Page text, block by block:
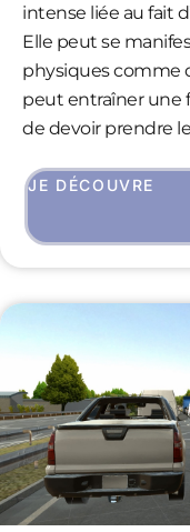
intense liée au fait
Elle peut se
physiques comme
peut entraîner une
de devoir prendre
quotidien des
l’enfermement
les bruits forts, ou
d’échappatoire en
régulièrement à
un trajet en métro,
confiance en sa
et pourra à
transports en
JE DÉCOUVRE